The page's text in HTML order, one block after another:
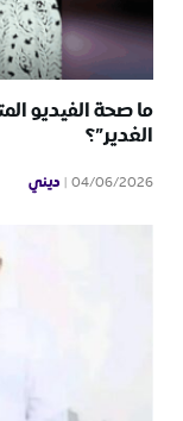
ما صحة الفيديو
الغدير”؟
04/06/2026 ديني